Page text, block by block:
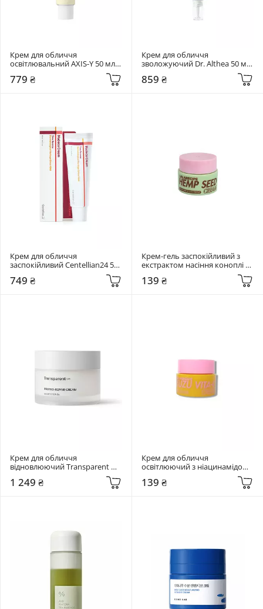
Крем для обличчя
освітлювальний AXIS-Y 50 мл
TXA 2.5% Intensive Brightening
Cream
779 ₴
Крем для обличчя
зволожуючий Dr. Althea 50 мл
859 ₴
Крем для обличчя
заспокійливий Centellian24 50
мл Madeca Cream Time Reverse
749 ₴
Крем-гель заспокійливий з
екстрактом насіння коноплі
Cream
139 ₴
Крем для обличчя
відновлюючий Transparent
Lab 60 мл Proteo-Repair Cream
1 249 ₴
Крем для обличчя
освітлюючий з ніацинамідом
Lalarecipe 3 мл Yuzu vita C
139 ₴